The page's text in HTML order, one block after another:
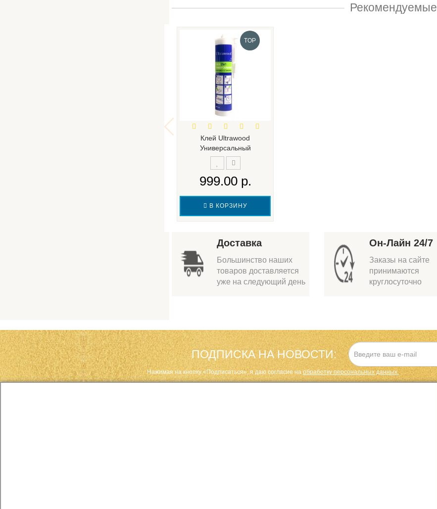
Рекомендуемые
TOP
Клей Ultrawood
Универсальный
999.00 р.
В КОРЗИНУ
Доставка
Большинство наших
товаров доставляется
уже на следующий день
Он-Лайн 24/7
Заказы на сайте
принимаются
круглосуточно
ПОДПИСКА НА НОВОСТИ:
Нажимая на кнопку «Подписаться», я даю cогласие наобработку персональных данных.